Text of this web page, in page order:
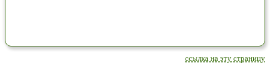
ссылка на эту страницу